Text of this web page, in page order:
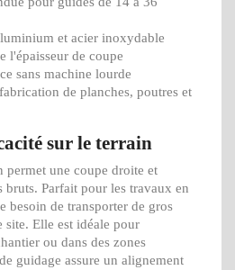
et acier inoxydable
l'épaisseur de coupe
sans machine lourde
de planches, poutres et
sur le terrain
permet une coupe droite et
bruts. Parfait pour les travaux en
besoin de transporter de gros
site. Elle est idéale pour
ou dans des zones
guidage assure un alignement